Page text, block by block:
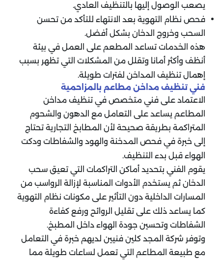
يصعب الوصول إليها بالتنظيف العادي.
فحص نظام التهوية بعد الانتهاء للتأكد من تحسن
السحب وخروج الدخان بشكل أفضل.
هذه الخدمات تساعد المطعم على العمل في بيئة
أنظف وأكثر أمانا وتقلل من المشكلات التي تظهر بسبب
إهمال تنظيف المداخن لفترات طويلة.
فني تنظيف مداخن مطاعم بالمزاحمية
الاعتماد على فني متخصص في تنظيف مداخن
المطاعم يساعد على التعامل مع الدهون والشحوم
المتراكمة بطريقة صحيحة لأن المطابخ التجارية تحتاج
إلى خبرة في فحص المدخنة والهود والشفاطات ودكت
الهواء قبل بدء التنظيف.
يقوم الفني بتحديد أماكن التراكمات التي تعيق سحب
الدخان ثم يستخدم الأدوات المناسبة لإزالة الرواسب من
المسارات الداخلية دون التأثير على مكونات نظام التهوية
كما يساعد ذلك على تقليل الروائح ورفع كفاءة
الشفاطات وتحسين جودة الهواء داخل المطبخ.
وتوفر شركة المجد كلين فنيين لديهم خبرة في التعامل
مع طبيعة المطاعم التي تعمل لساعات طويلة مما